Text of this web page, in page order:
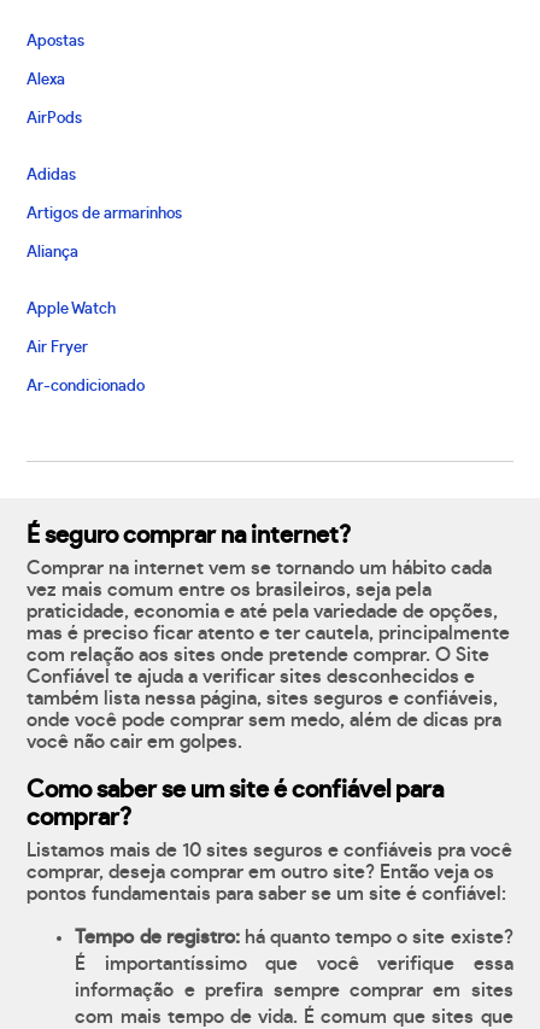
Apostas
Alexa
AirPods
Adidas
Artigos de armarinhos
Aliança
Apple Watch
Air Fryer
Ar-condicionado
É seguro comprar na internet?
Comprar na internet vem se tornando um hábito cada
vez mais comum entre os brasileiros, seja pela
praticidade, economia e até pela variedade de opções,
mas é preciso ficar atento e ter cautela, principalmente
com relação aos sites onde pretende comprar. O Site
Confiável te ajuda a verificar sites desconhecidos e
também lista nessa página, sites seguros e confiáveis,
onde você pode comprar sem medo, além de dicas pra
você não cair em golpes.
Como saber se um site é confiável para
comprar?
Listamos mais de 10 sites seguros e confiáveis pra você
comprar, deseja comprar em outro site? Então veja os
pontos fundamentais para saber se um site é confiável:
Tempo de registro:há quanto tempo o site existe?
É importantíssimo que você verifique essa
informação e prefira sempre comprar em sites
com mais tempo de vida. É comum que sites que